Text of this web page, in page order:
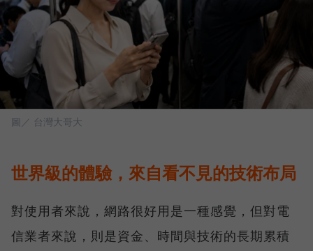
圖／ 台灣大哥大
世界級的體驗，來自看不見的技術布局
對使用者來說，網路很好用是一種感覺，但對電
信業者來說，則是資金、時間與技術的長期累積